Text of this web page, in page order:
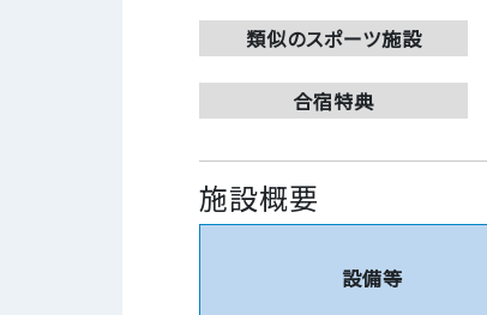
類似のスポーツ施設
合宿特典
施設概要
設備等